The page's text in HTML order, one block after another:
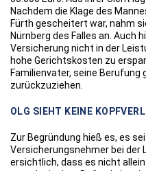
Nachdem die Klage des
Fürth gescheitert war, nahm
Nürnberg des Falles an. Auch
Versicherung nicht in der
hohe Gerichtskosten zu
Familienvater, seine Berufung
zurückzuziehen.
OLG SIEHT KEINE
Zur Begründung hieß es, es
Versicherungsnehmer bei der
ersichtlich, dass es nicht